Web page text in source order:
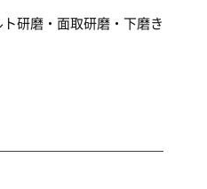
研磨・面取研磨・下磨き